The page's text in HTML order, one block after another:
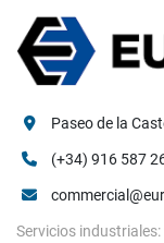
Paseo de la
(+34) 916 587
Servicios